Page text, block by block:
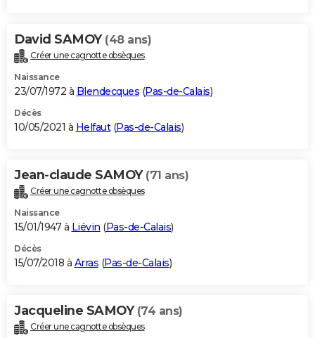
David SAMOY (48 ans)
Créer une cagnotte obsèques
Naissance
23/07/1972 à Blendecques (Pas-de-Calais)
Décès
10/05/2021 à Helfaut(Pas-de-Calais)
Jean-claude SAMOY (71 ans)
Créer une cagnotte obsèques
Naissance
15/01/1947 à Liévin (Pas-de-Calais)
Décès
15/07/2018 à Arras (Pas-de-Calais)
Jacqueline SAMOY (74 ans)
Créer une cagnotte obsèques